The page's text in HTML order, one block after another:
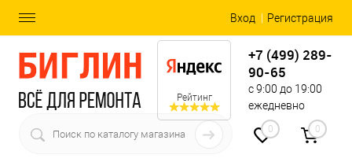
Вход Регистрация
Рейтинг
+7 (499) 289-
90-65
с 9:00 до 19:00
ежедневно
0 0